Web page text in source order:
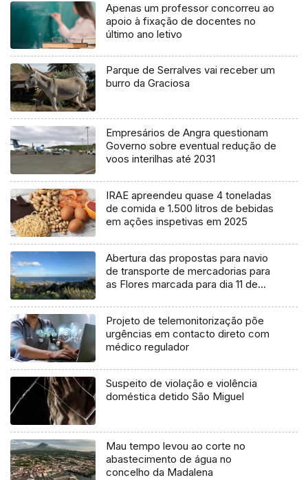
Apenas um professor concorreu ao
apoio à fixação de docentes no
último ano letivo
Parque de Serralves vai receber um
burro da Graciosa
Empresários de Angra questionam
Governo sobre eventual redução de
voos interilhas até 2031
IRAE apreendeu quase 4 toneladas
de comida e 1.500 litros de bebidas
em ações inspetivas em 2025
Abertura das propostas para navio
de transporte de mercadorias para
as Flores marcada para dia 11 de
Projeto de telemonitorização põe
urgências em contacto direto com
médico regulador
Suspeito de violação e violência
doméstica detido São Miguel
Mau tempo levou ao corte no
abastecimento de água no
concelho da Madalena